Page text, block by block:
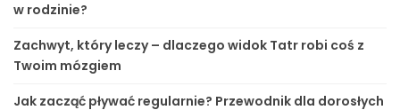
w rodzinie?
Zachwyt, który leczy – dlaczego widok Tatr robi coś z
Twoim mózgiem
Jak zacząć pływać regularnie? Przewodnik dla dorosłych